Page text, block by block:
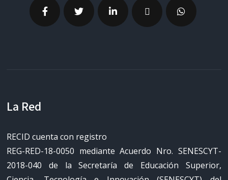
La Red
RECID cuenta con registro
REG-RED-18-0050 mediante Acuerdo Nro. SENESCYT-
2018-040 de la Secretaría de Educación Superior,